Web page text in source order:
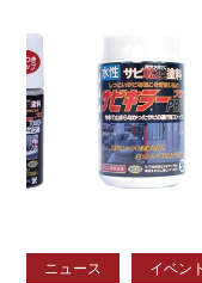
ニュース イベント